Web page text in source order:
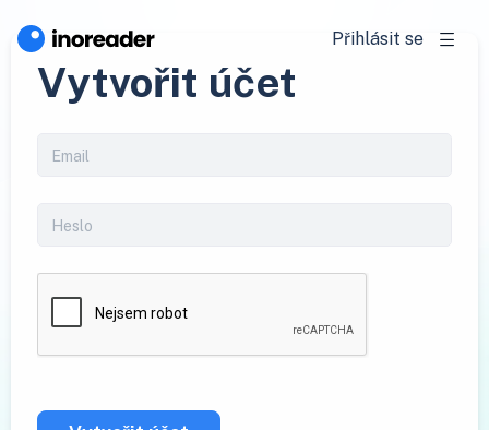
Přihlásit se
Vytvořit účet